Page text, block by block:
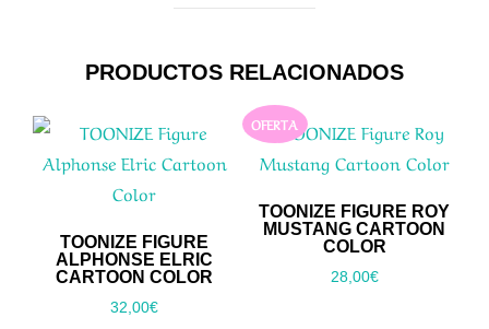
PRODUCTOS RELACIONADOS
TOONIZE FIGURE
ALPHONSE ELRIC
CARTOON COLOR
32,00€
OFERTA
TOONIZE FIGURE ROY
MUSTANG CARTOON
COLOR
28,00€